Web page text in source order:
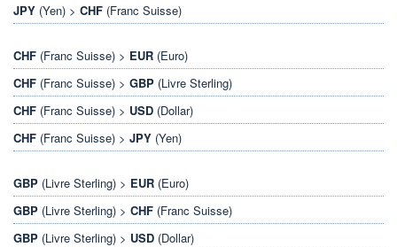
JPY (Yen) > CHF (Franc Suisse)
CHF (Franc Suisse) > EUR (Euro)
CHF (Franc Suisse) > GBP (Livre Sterling)
CHF (Franc Suisse) > USD (Dollar)
CHF (Franc Suisse) > JPY (Yen)
GBP (Livre Sterling) > EUR (Euro)
GBP (Livre Sterling) > CHF (Franc Suisse)
GBP (Livre Sterling) > USD (Dollar)